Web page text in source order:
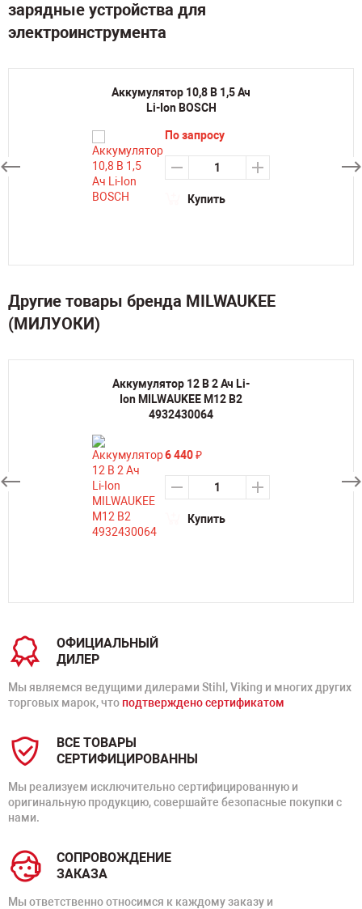
зарядные устройства для
электроинструмента
Аккумулятор 10,8 В 1,5 Ач
Li-Ion BOSCH
По запросу
Купить
Другие товары бренда MILWAUKEE
(МИЛУОКИ)
Аккумулятор 12 В 2 Ач Li-
Ion MILWAUKEE M12 B2
4932430064
6 440₽
Купить
ОФИЦИАЛЬНЫЙ
ДИЛЕР
Мы являемся ведущими дилерами Stihl, Viking и многих других
торговых марок, что подтверждено сертификатом
ВСЕ ТОВАРЫ
СЕРТИФИЦИРОВАННЫ
Мы реализуем исключительно сертифицированную и
оригинальную продукцию, совершайте безопасные покупки с
нами.
СОПРОВОЖДЕНИЕ
ЗАКАЗА
Мы ответственно относимся к каждому заказу и